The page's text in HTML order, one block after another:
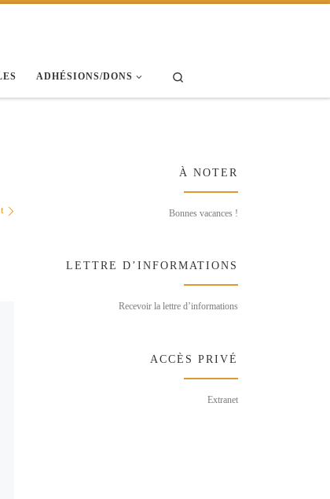
ADHÉSIONS/DONS
À NOTER
Bonnes vacances !
LETTRE D’INFORMATIONS
Recevoir la lettre d’informations
ACCÈS PRIVÉ
Extranet